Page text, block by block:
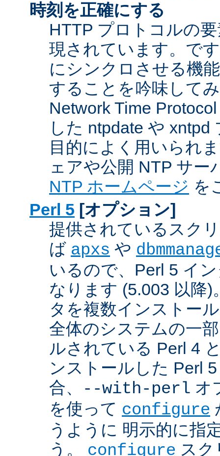
時刻を正確にする
HTTP プロトコルの
現されています。で
にシンクロさせる機
することを吟味して
Network Time
した ntpdate や
目的によく用いられ
ェアや公開 NTP サー
NTP ホームページ を
Perl 5 [オプション]
提供されているスク
ば apxs や
いるので、Perl 5 イ
なります (5.003 以降
タを複数インストー
全体のシステムの一
ルされている Perl 4
ンストールした Perl
合、
--with-perl オ
を使って configure
うように 明示的に指
う。 configure スク